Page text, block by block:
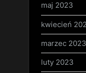
maj 2023
kwiecień
marzec 2023
luty 2023